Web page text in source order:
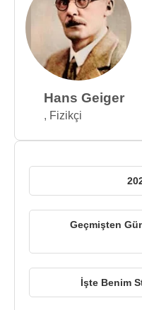
Hans Geiger
, Fizikçi
Geçmişten
İşte Benim